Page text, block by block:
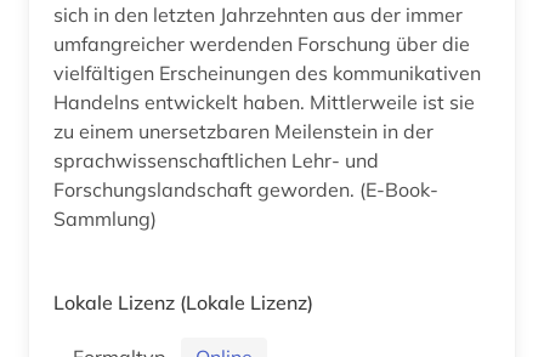
sich in den letzten Jahrzehnten aus der immer
umfangreicher werdenden Forschung über die
vielfältigen Erscheinungen des kommunikativen
Handelns entwickelt haben. Mittlerweile ist sie
zu einem unersetzbaren Meilenstein in der
sprachwissenschaftlichen Lehr- und
Forschungslandschaft geworden. (E-Book-
Sammlung)
Lokale Lizenz (Lokale Lizenz)